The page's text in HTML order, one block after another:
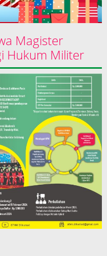
Magister
Hukum Militer